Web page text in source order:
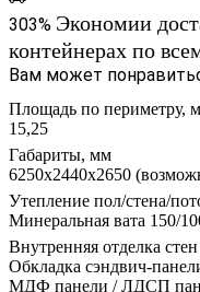
303% Экономии
контейнерах по
Вам может
Площадь по периметру,
15,25
Габариты, мм
6250х2440х2650
Утепление пол/стена/
Минеральная вата 150/
Внутренняя отделка
Обкладка сэндвич-
МДФ панели / ЛДСП